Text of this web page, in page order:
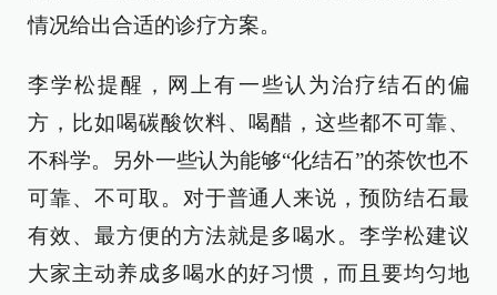
情况给出合适的诊疗方案。
李学松提醒，网上有一些认为治疗结石的偏
方，比如喝碳酸饮料、喝醋，这些都不可靠、
不科学。另外一些认为能够“化结石”的茶饮也不
可靠、不可取。对于普通人来说，预防结石最
有效、最方便的方法就是多喝水。李学松建议
大家主动养成多喝水的好习惯，而且要均匀地